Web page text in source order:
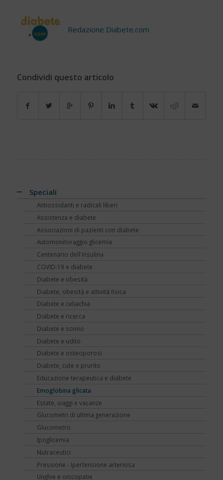
Redazione Diabete.com
Condividi questo articolo
Speciali
Antiossidanti e radicali liberi
Assistenza e diabete
Associazioni di pazienti con diabete
Automonitoraggio glicemia
Centenario dell'insulina
COVID-19 e diabete
Diabete e obesità
Diabete, obesità e attività fisica
Diabete e celiachia
Diabete e ricerca
Diabete e sonno
Diabete e udito
Diabete e osteoporosi
Diabete, cute e prurito
Educazione terapeutica e diabete
Emoglobina glicata
Estate, viaggi e vacanze
Glucometri di ultima generazione
Glucometro
Ipoglicemia
Nutraceutici
Pressione - Ipertensione arteriosa
Unghie e onicopatie